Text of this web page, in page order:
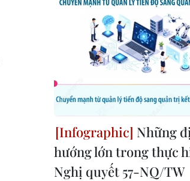
Những
hướng lớn trong thực
Nghị quyết 57-NQ/TW